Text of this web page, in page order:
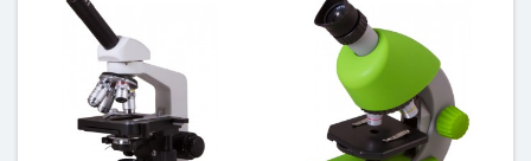
4x, 10х, 40хs
ахроматические
Увеличение, крат
40; 100; 400
Окуляр (ы)